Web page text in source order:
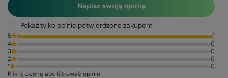
Napisz swoją opinię
Pokaż tylko opinie potwierdzone zakupem
5
1
4
0
3
0
2
0
1
0
Kliknij ocenę aby filtrować opinie